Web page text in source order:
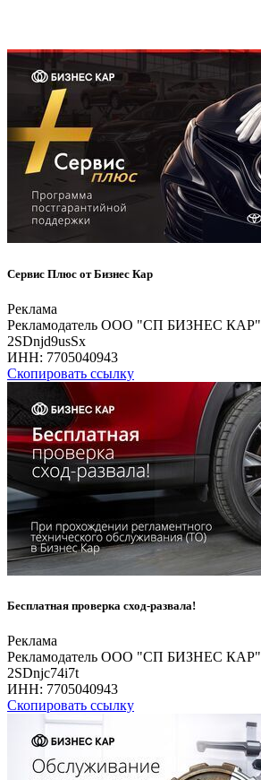
Сервис Плюс от Бизнес Кар
Реклама
Рекламодатель ООО "СП БИЗНЕС КАР"
2SDnjd9usSx
ИНН: 7705040943
Скопировать ссылку
Бесплатная проверка сход-развала!
Реклама
Рекламодатель ООО "СП БИЗНЕС КАР"
2SDnjc74i7t
ИНН: 7705040943
Скопировать ссылку